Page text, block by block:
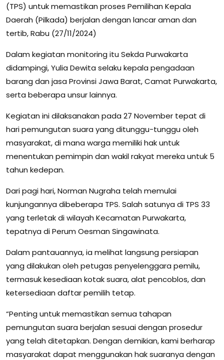
(TPS) untuk memastikan proses Pemilihan Kepala
Daerah (Pilkada) berjalan dengan lancar aman dan
tertib, Rabu (27/11/2024)
Dalam kegiatan monitoring itu Sekda Purwakarta
didampingi, Yulia Dewita selaku kepala pengadaan
barang dan jasa Provinsi Jawa Barat, Camat Purwakarta,
serta beberapa unsur lainnya.
Kegiatan ini dilaksanakan pada 27 November tepat di
hari pemungutan suara yang ditunggu-tunggu oleh
masyarakat, di mana warga memiliki hak untuk
menentukan pemimpin dan wakil rakyat mereka untuk 5
tahun kedepan.
Dari pagi hari, Norman Nugraha telah memulai
kunjungannya dibeberapa TPS. Salah satunya di TPS 33
yang terletak di wilayah Kecamatan Purwakarta,
tepatnya di Perum Oesman Singawinata.
Dalam pantauannya, ia melihat langsung persiapan
yang dilakukan oleh petugas penyelenggara pemilu,
termasuk kesediaan kotak suara, alat pencoblos, dan
ketersediaan daftar pemilih tetap.
“Penting untuk memastikan semua tahapan
pemungutan suara berjalan sesuai dengan prosedur
yang telah ditetapkan. Dengan demikian, kami berharap
masyarakat dapat menggunakan hak suaranya dengan